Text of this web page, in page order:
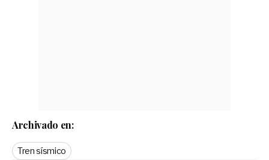
Archivado en:
Tren sísmico